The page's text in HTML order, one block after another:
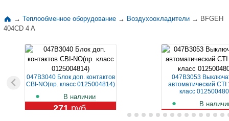
→ Теплообменное оборудование → Воздухоохладители → BFGEH
404CD 4 A
047B3040 Блок доп. контактов
CBI-NO(пр. класс 0125004814)
В наличии
271руб.
047B3053
автоматический CTI
класс
В
1 119 руб.